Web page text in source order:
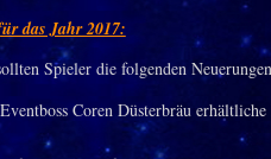
das Jahr 2017:
Spieler die folgenden
Coren Düsterbräu